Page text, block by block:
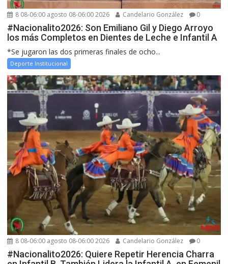
8 08-06:00 agosto 08-06:00 2026 Candelario González 0
#Nacionalito2026: Son Emiliano Gil y Diego Arroyo
los más Completos en Dientes de Leche e Infantil A
*Se jugaron las dos primeras finales de ocho...
Deporte Institucional
8 08-06:00 agosto 08-06:00 2026 Candelario González 0
#Nacionalito2026: Quiere Repetir Herencia Charra